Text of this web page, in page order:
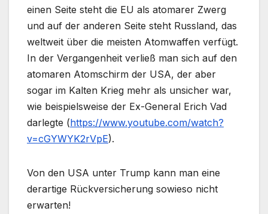
einen Seite steht die EU als atomarer Zwerg
und auf der anderen Seite steht Russland, das
weltweit über die meisten Atomwaffen verfügt.
In der Vergangenheit verließ man sich auf den
atomaren Atomschirm der USA, der aber
sogar im Kalten Krieg mehr als unsicher war,
wie beispielsweise der Ex-General Erich Vad
darlegte (https://www.youtube.com/watch?
v=cGYWYK2rVpE).
Von den USA unter Trump kann man eine
derartige Rückversicherung sowieso nicht
erwarten!